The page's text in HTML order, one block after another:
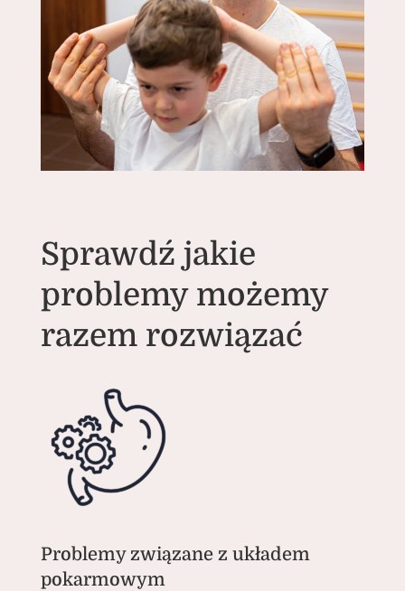
Sprawdź jakie
problemy możemy
razem rozwiązać
Problemy związane z układem
pokarmowym